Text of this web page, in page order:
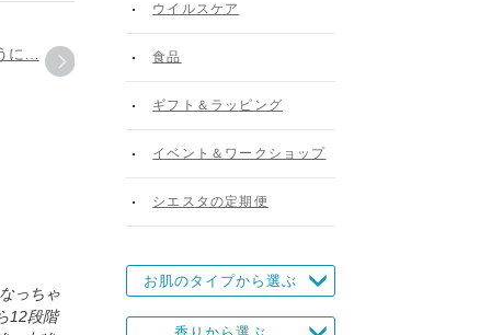
に…
っちゃ
12段階
ウイルスケア
食品
ギフト＆ラッピング
イベント＆ワークショップ
シエスタの定期便
お肌のタイプから選ぶ